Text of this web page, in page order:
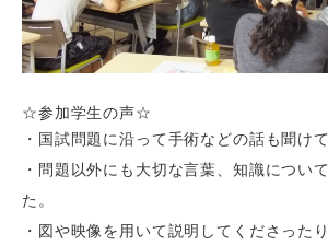
☆参加学生の声☆
・国試問題に沿って手術などの話も聞け
・問題以外にも大切な言葉、知識につい
た。
・図や映像を用いて説明してくださった